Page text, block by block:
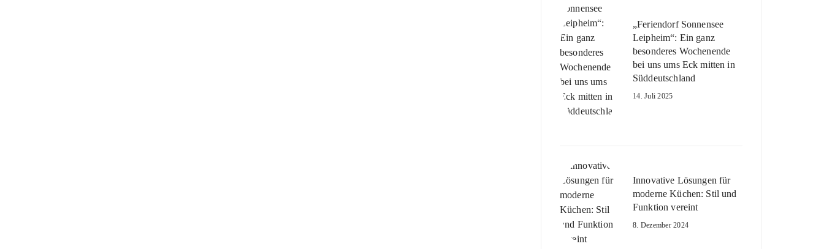
„Feriendorf Sonnensee
Leipheim“: Ein ganz
besonderes Wochenende
bei uns ums Eck mitten in
Süddeutschland
14. Juli 2025
Innovative Lösungen für
moderne Küchen: Stil und
Funktion vereint
8. Dezember 2024